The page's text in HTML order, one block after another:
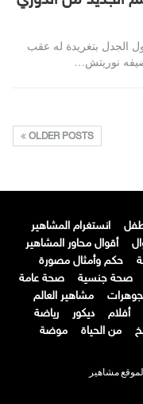
الجدل بتغريدة له عقب
نوريتش…
OLDER POSTS
انستغرام المشاهير
أقوال محاور المشاهير
حكم وأمثال مصورة
صحة جنسية
صحة عامة
مشاهير العالم
أفلام ديكور
رياضة
من الحياة موضة